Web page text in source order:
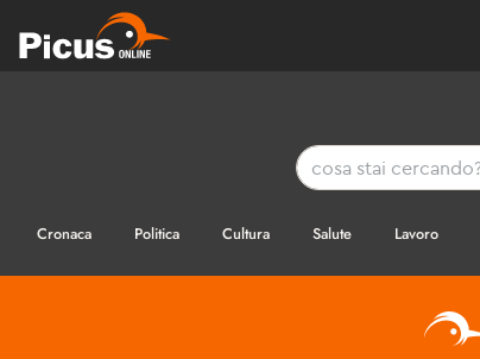
Cronaca Politica Cultura Salute Lavoro